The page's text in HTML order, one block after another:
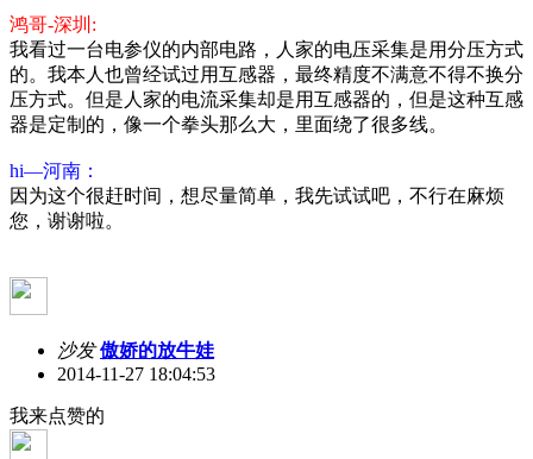
鸿哥-深圳:
我看过一台电参仪的内部电路，人家的电压采集是用分压方式
的。我本人也曾经试过用互感器，最终精度不满意不得不换分
压方式。但是人家的电流采集却是用互感器的，但是这种互感
器是定制的，像一个拳头那么大，里面绕了很多线。
hi—河南：
因为这个很赶时间，想尽量简单，我先试试吧，不行在麻烦
您，谢谢啦。
沙发 傲娇的放牛娃
2014-11-27 18:04:53
我来点赞的